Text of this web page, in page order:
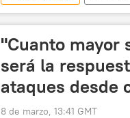
📰 Escalada entre EEUU, Israel e
"Cuanto mayor
será la
ataques desde
8 de marzo, 13:41 GMT